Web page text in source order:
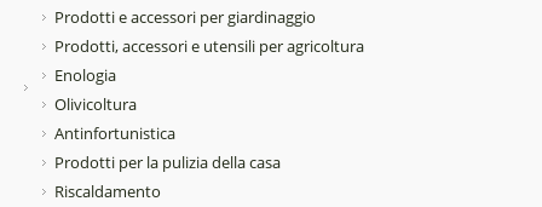
Prodotti e accessori per giardinaggio
Prodotti, accessori e utensili per agricoltura
Enologia
Olivicoltura
Antinfortunistica
Prodotti per la pulizia della casa
Riscaldamento